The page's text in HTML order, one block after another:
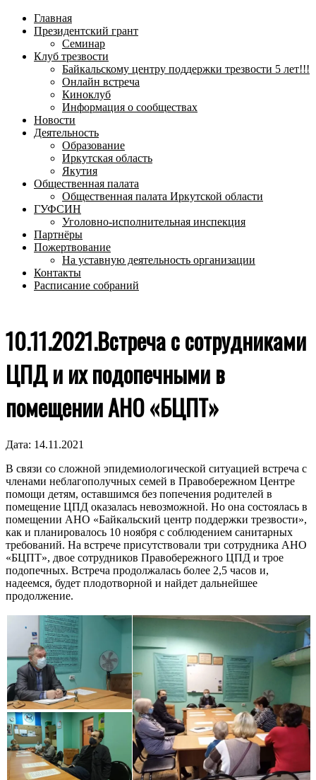
меню
Главная
Президентский грант
Семинар
Клуб трезвости
Байкальскому центру поддержки трезвости 5 лет!!!
Онлайн встреча
Киноклуб
Информация о сообществах
Новости
Деятельность
Образование
Иркутская область
Якутия
Общественная палата
Общественная палата Иркутской области
ГУФСИН
Уголовно-исполнительная инспекция
Партнёры
Пожертвование
На уставную деятельность организации
Контакты
Расписание собраний
10.11.2021.Встреча с сотрудниками
ЦПД и их подопечными в
помещении АНО «БЦПТ»
Дата: 14.11.2021
В связи со сложной эпидемиологической ситуацией встреча с
членами неблагополучных семей в Правобережном Центре
помощи детям, оставшимся без попечения родителей в
помещение ЦПД оказалась невозможной. Но она состоялась в
помещении АНО «Байкальский центр поддержки трезвости»,
как и планировалось 10 ноября с соблюдением санитарных
требований. На встрече присутствовали три сотрудника АНО
«БЦПТ», двое сотрудников Правобережного ЦПД и трое
подопечных. Встреча продолжалась более 2,5 часов и,
надеемся, будет плодотворной и найдет дальнейшее
продолжение.